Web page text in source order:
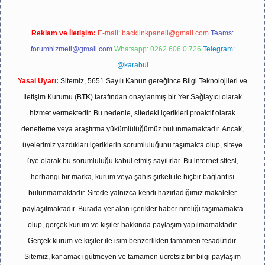
Reklam ve İletişim: E-mail: backlinkpaneli@gmail.com Teams:
forumhizmeti@gmail.com Whatsapp: 0262 606 0 726 Telegram:
@karabul
Yasal Uyarı: Sitemiz, 5651 Sayılı Kanun gereğince Bilgi Teknolojileri ve
İletişim Kurumu (BTK) tarafından onaylanmış bir Yer Sağlayıcı olarak
hizmet vermektedir. Bu nedenle, sitedeki içerikleri proaktif olarak
denetleme veya araştırma yükümlülüğümüz bulunmamaktadır. Ancak,
üyelerimiz yazdıkları içeriklerin sorumluluğunu taşımakta olup, siteye
üye olarak bu sorumluluğu kabul etmiş sayılırlar. Bu internet sitesi,
herhangi bir marka, kurum veya şahıs şirketi ile hiçbir bağlantısı
bulunmamaktadır. Sitede yalnızca kendi hazırladığımız makaleler
paylaşılmaktadır. Burada yer alan içerikler haber niteliği taşımamakta
olup, gerçek kurum ve kişiler hakkında paylaşım yapılmamaktadır.
Gerçek kurum ve kişiler ile isim benzerlikleri tamamen tesadüfidir.
Sitemiz, kar amacı gütmeyen ve tamamen ücretsiz bir bilgi paylaşım